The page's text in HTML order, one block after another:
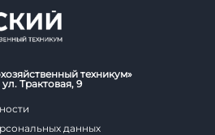
техникум»
Трактовая, 9
данных